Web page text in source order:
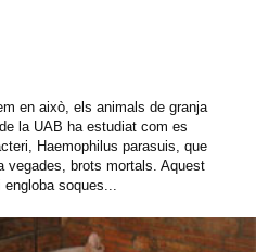
en això, els animals de granja
la UAB ha estudiat com es
Haemophilus parasuis, que
vegades, brots mortals. Aquest
engloba soques...